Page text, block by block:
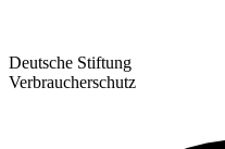
Deutsche Stiftung
Verbraucherschutz